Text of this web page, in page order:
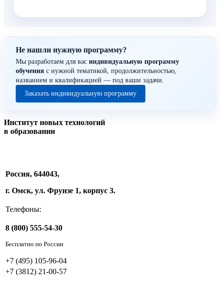
Не нашли нужную программу?
Мы разработаем для вас индивидуальную программу
обучения с нужной тематикой, продолжительностью,
названием и квалификацией — под ваши задачи.
Заказать индивидуальную программу
Институт новых технологий
в образовании
Россия, 644043,
г. Омск, ул. Фрунзе 1, корпус 3.
Телефоны:
8 (800) 555-54-30
Бесплатно по России
+7 (495) 105-96-04
+7 (3812) 21-00-57